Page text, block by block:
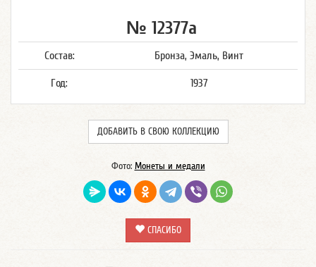
№ 12377а
Состав: Бронза, Эмаль, Винт
Год: 1937
ДОБАВИТЬ В СВОЮ КОЛЛЕКЦИЮ
Фото: Монеты и медали
СПАСИБО